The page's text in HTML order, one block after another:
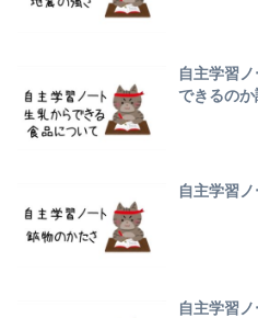
自主学習
できるのか
自主学習
自主学習